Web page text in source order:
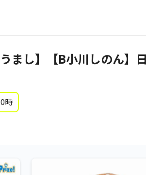
まし】【B小川しのん】
時